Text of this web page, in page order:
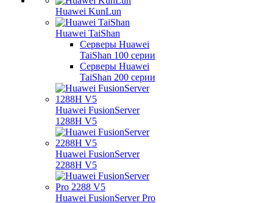
Huawei KunLun
Huawei TaiShan
Серверы Huawei
TaiShan 100 серии
Серверы Huawei
TaiShan 200 серии
Huawei FusionServer
1288H V5
Huawei FusionServer
2288H V5
Huawei FusionServer Pro